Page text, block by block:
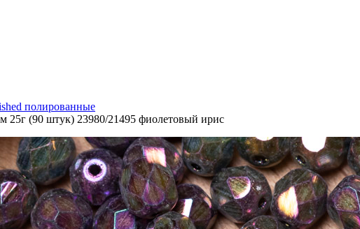
полированные
25г (90 штук) 23980/21495 фиолетовый ирис